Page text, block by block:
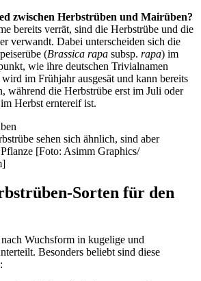
zwischen Herbstrüben und Mairüben?
bereits verrät, sind die Herbstrübe und die
verwandt. Dabei unterscheiden sich die
(Brassica rapa subsp. rapa) im
wie ihre deutschen Trivialnamen
im Frühjahr ausgesät und kann bereits
während die Herbstrübe erst im Juli oder
Herbst erntereif ist.
sehen sich ähnlich, sind aber
[Foto: Asimm Graphics/
Sorten für den
Wuchsform in kugelige und
Besonders beliebt sind diese